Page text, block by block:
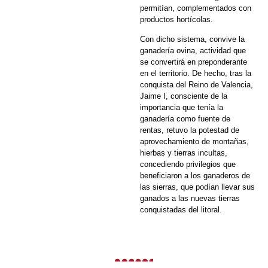
permitían, complementados con
productos hortícolas.
Con dicho sistema, convive la
ganadería ovina, actividad que
se convertirá en preponderante
en el territorio. De hecho, tras la
conquista del Reino de Valencia,
Jaime I, consciente de la
importancia que tenía la
ganadería como fuente de
rentas, retuvo la potestad de
aprovechamiento de montañas,
hierbas y tierras incultas,
concediendo privilegios que
beneficiaron a los ganaderos de
las sierras, que podían llevar sus
ganados a las nuevas tierras
conquistadas del litoral.